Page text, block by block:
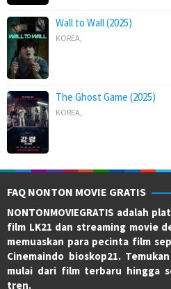
Wall to Wall (2025)
KOREA
The Ghost Game (2025)
KOREA
FAQ NONTON MOVIE GRATIS
NONTONMOVIEGRATIS adalah
film LK21 dan streaming movie
memuaskan para pecinta film
Cinemaindo bioskop21.
mulai dari film terbaru hingga
tren.